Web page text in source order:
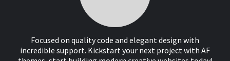
Focused on quality code and elegant design with
incredible support. Kickstart your next project with AF